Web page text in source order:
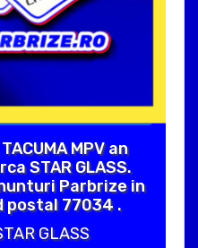
MPV an
STAR GLASS.
Parbrize in
postal 77034 .
GLASS